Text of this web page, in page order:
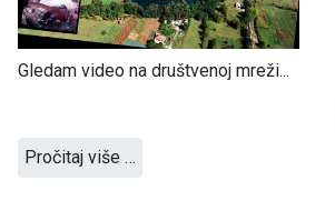
Gledam video na društvenoj mreži...
Pročitaj više …